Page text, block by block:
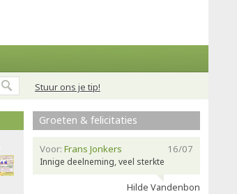
Stuur ons je tip!
Groeten & felicitaties
16/07
Voor: Frans Jonkers
Innige deelneming, veel sterkte
Hilde Vandenbon